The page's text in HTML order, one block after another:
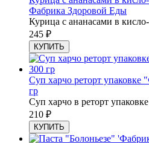
Фабрика Здоровой Еды
Курица с ананасами в
245 ₽
КУПИТЬ
Суп харчо реторт упаковке
гр
Суп харчо в реторт упаковке
210 ₽
КУПИТЬ